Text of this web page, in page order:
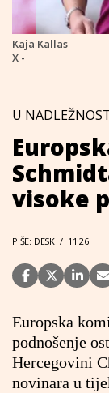
Kaja Kallas
X -
U
visoke
PIŠE: DESK / 11.26.
Europska
podnošenje
Hercegovini
novinara u